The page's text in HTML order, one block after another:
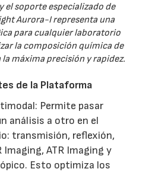
el soporte especializado de
Aurora-I representa una
para cualquier laboratorio
la composición química de
máxima precisión y rapidez.
de la Plataforma
Permite pasar
análisis a otro en el
transmisión, reflexión,
Imaging, ATR Imaging y
Esto optimiza los